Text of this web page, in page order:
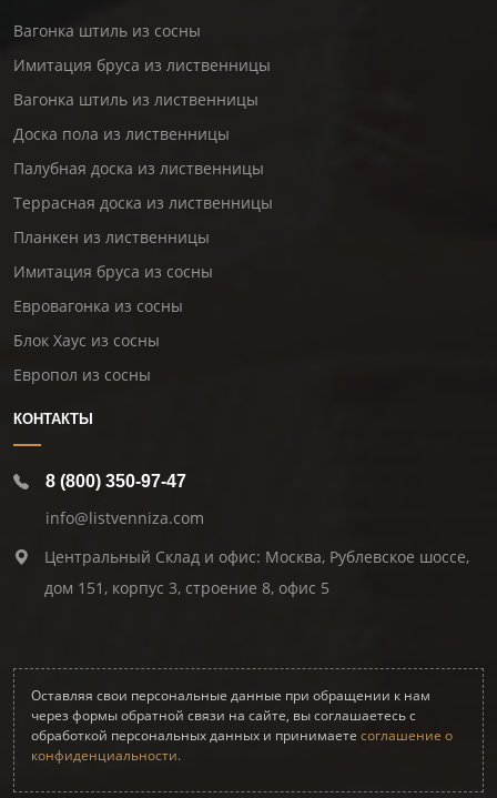
Вагонка штиль из сосны
Имитация бруса из лиственницы
Вагонка штиль из лиственницы
Доска пола из лиственницы
Палубная доска из лиственницы
Террасная доска из лиственницы
Планкен из лиственницы
Имитация бруса из сосны
Евровагонка из сосны
Блок Хаус из сосны
Европол из сосны
КОНТАКТЫ
8 (800) 350-97-47
info@listvenniza.com
Центральный Склад и офис: Москва, Рублевское шоссе,
дом 151, корпус 3, строение 8, офис 5
Оставляя свои персональные данные при обращении к нам
через формы обратной связи на сайте, вы соглашаетесь с
обработкой персональных данных и принимаете соглашение о
конфиденциальности.